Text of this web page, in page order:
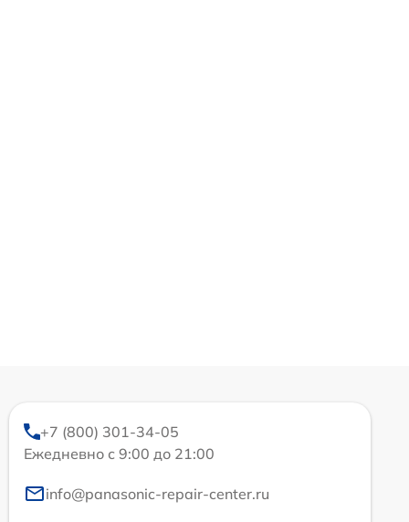
+7 (800) 301-34-05
Ежедневно с 9:00 до 21:00
info@panasonic-repair-center.ru